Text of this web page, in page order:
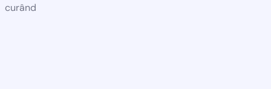
curând